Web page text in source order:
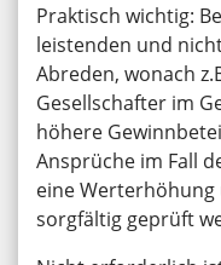
Praktisch wichtig:
leistenden und
Abreden, wonach
Gesellschafter im
höhere
Ansprüche im Fall
eine
sorgfältig geprüft